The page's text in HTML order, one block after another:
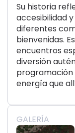
Su historia
accesibilidad
diferentes
bienvenidas.
encuentros
diversión
energía que
GALERÍA